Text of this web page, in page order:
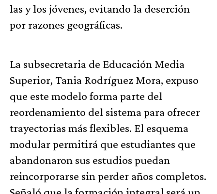
las y los jóvenes, evitando la deserción
por razones geográficas.
La subsecretaria de Educación Media
Superior, Tania Rodríguez Mora, expuso
que este modelo forma parte del
reordenamiento del sistema para ofrecer
trayectorias más flexibles. El esquema
modular permitirá que estudiantes que
abandonaron sus estudios puedan
reincorporarse sin perder años completos.